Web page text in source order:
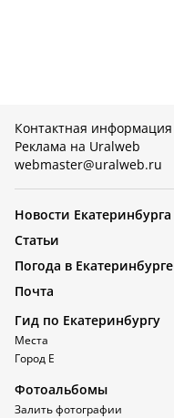
Контактная информация
Реклама на Uralweb
webmaster@uralweb.ru
Новости Екатеринбурга
Статьи
Погода в Екатеринбурге
Почта
Гид по Екатеринбургу
Места
Город Е
Фотоальбомы
Залить фотографии